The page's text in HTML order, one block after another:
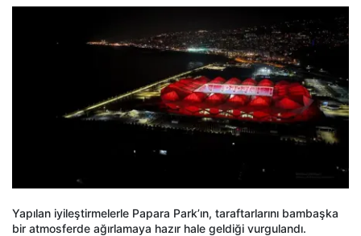
Yapılan iyileştirmelerle Papara Park’ın, taraftarlarını bambaşka
bir atmosferde ağırlamaya hazır hale geldiği vurgulandı.